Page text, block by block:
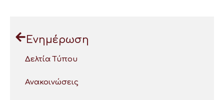
Ενημέρωση
Δελτία Τύπου
Ανακοινώσεις